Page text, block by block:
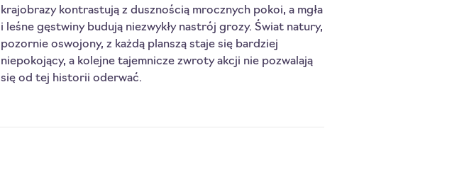
krajobrazy kontrastują z dusznością mrocznych pokoi, a mgła
i leśne gęstwiny budują niezwykły nastrój grozy. Świat natury,
pozornie oswojony, z każdą planszą staje się bardziej
niepokojący, a kolejne tajemnicze zwroty akcji nie pozwalają
się od tej historii oderwać.